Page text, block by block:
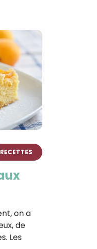
RECETTES
on a
de
Les